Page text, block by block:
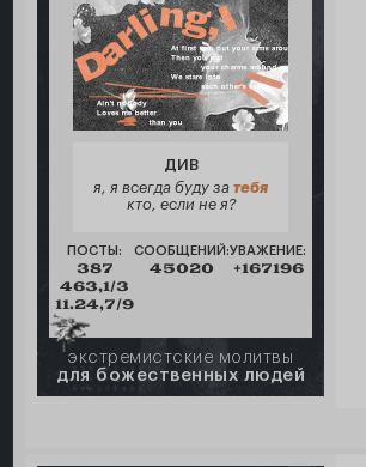
ДИВ
я, я всегда буду за тебя
кто, если не я?
ПОСТЫ:
387
463,1/3
11.24,7/9
СООБЩЕНИЙ:
45020
УВАЖЕНИЕ:
+167196
экстремистские молитвы
для божественных людей